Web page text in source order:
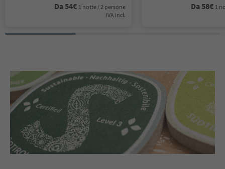
Da54€ 1 notte / 2 persone
IVA incl.
Da58€ 1